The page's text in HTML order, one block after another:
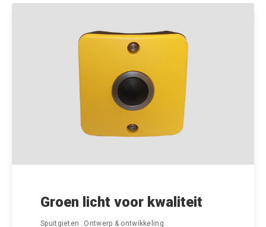
Groen licht voor kwaliteit
Spuitgieten Ontwerp & ontwikkeling